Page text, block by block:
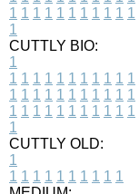
1 1 1 1 1 1 1 1 1 1 1
1
CUTTLY BIO:
1
1 1 1 1 1 1 1 1 1 1 1
1 1 1 1 1 1 1 1 1 1 1
1 1 1 1 1 1 1 1 1 1 1
1
CUTTLY OLD:
1
1 1 1 1 1 1 1 1 1 1